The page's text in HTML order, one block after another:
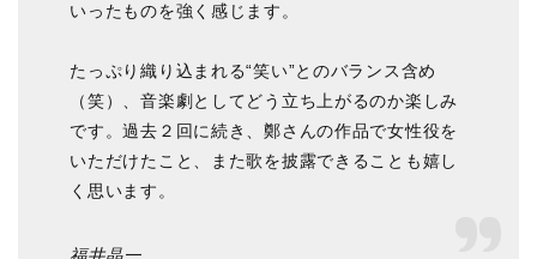
いったものを強く感じます。
たっぷり織り込まれる“笑い”とのバランス含め
（笑）、音楽劇としてどう立ち上がるのか楽しみ
です。過去２回に続き、鄭さんの作品で女性役を
いただけたこと、また歌を披露できることも嬉し
く思います。